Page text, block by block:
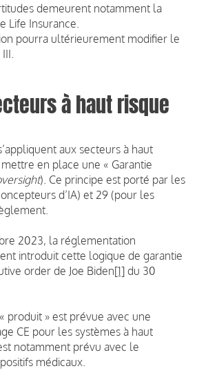
demeurent notamment la
Life Insurance.
pourra ultérieurement modifier le
à haut risque
aux secteurs à haut
en place une « Garantie
). Ce principe est porté par les
d’IA) et 29 (pour les
2023, la réglementation
introduit cette logique de garantie
order de Joe Biden[1] du 30
produit » est prévue avec une
CE pour les systèmes à haut
notamment prévu avec le
médicaux.